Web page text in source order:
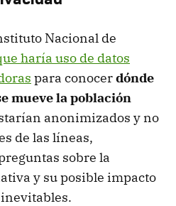
Nacional de
haría uso de datos
para conocerdónde
mueve la población
anonimizados y no
de las líneas,
sobre la
y su posible impacto